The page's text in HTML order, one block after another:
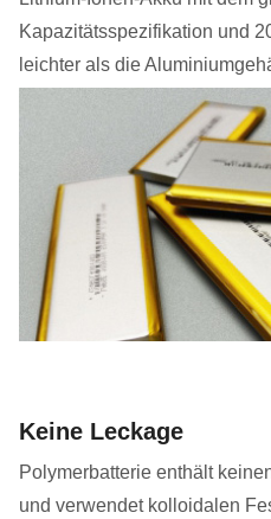
Kapazitätsspezifikation und
leichter als die
Keine Leckage
Polymerbatterie enthält
und verwendet kolloidalen